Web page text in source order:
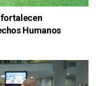
fortalecen
Humanos